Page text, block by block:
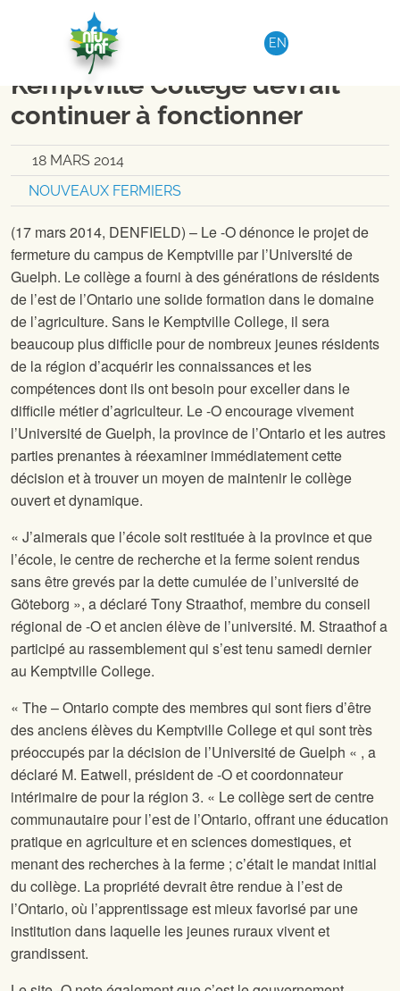
Aller au contenu
EN
COMMUNIQUÉ DE PRESSE
L’UNF-O estime que le
Kemptville College devrait
continuer à fonctionner
18 MARS 2014
NOUVEAUX FERMIERS
(17 mars 2014, DENFIELD) – Le-O dénonce le projet de
fermeture du campus de Kemptville par l’Université de
Guelph. Le collège a fourni à des générations de résidents
de l’est de l’Ontario une solide formation dans le domaine
de l’agriculture. Sans le Kemptville College, il sera
beaucoup plus difficile pour de nombreux jeunes résidents
de la région d’acquérir les connaissances et les
compétences dont ils ont besoin pour exceller dans le
difficile métier d’agriculteur. Le-O encourage vivement
l’Université de Guelph, la province de l’Ontario et les autres
parties prenantes à réexaminer immédiatement cette
décision et à trouver un moyen de maintenir le collège
ouvert et dynamique.
« J’aimerais que l’école soit restituée à la province et que
l’école, le centre de recherche et la ferme soient rendus
sans être grevés par la dette cumulée de l’université de
Göteborg », a déclaré Tony Straathof, membre du conseil
régional de-O et ancien élève de l’université. M. Straathof a
participé au rassemblement qui s’est tenu samedi dernier
au Kemptville College.
« The– Ontario compte des membres qui sont fiers d’être
des anciens élèves du Kemptville College et qui sont très
préoccupés par la décision de l’Université de Guelph « , a
déclaré M. Eatwell, président de-O et coordonnateur
intérimaire depour la région 3. « Le collège sert de centre
communautaire pour l’est de l’Ontario, offrant une éducation
pratique en agriculture et en sciences domestiques, et
menant des recherches à la ferme ; c’était le mandat initial
du collège. La propriété devrait être rendue à l’est de
l’Ontario, où l’apprentissage est mieux favorisé par une
institution dans laquelle les jeunes ruraux vivent et
grandissent.